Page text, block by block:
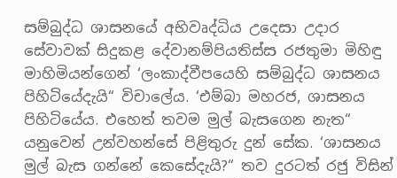
සම්බුද්ධ ශාසනයේ අභිවෘද්ධිය උදෙසා උදාර
සේවාවක් සිදුකළ දේවානම්පියතිස්ස රජතුමා මිහිඳු
මාහිමියන්ගෙන් ‘ලංකාද්වීපයෙහි සම්බුද්ධ ශාසනය
පිහිටියේදැයි“ විචාලේය. ‘එම්බා මහරජ, ශාසනය
පිහිටියේය. එහෙත් තවම මුල් බැසගෙන නැත“
යනුවෙන් උන්වහන්සේ පිළිතුරු දුන් සේක. ‘ශාසනය
මුල් බැස ගන්නේ කෙසේදැයි?“ තව දුරටත් රජු විසින්